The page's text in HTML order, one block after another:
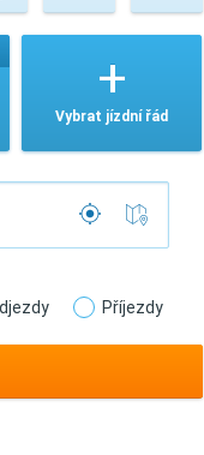
Vybrat jízdní řád
Příjezdy